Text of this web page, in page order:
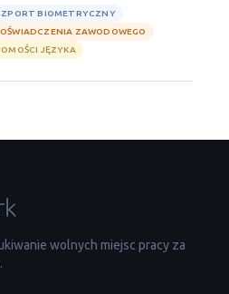
BIOMETRYCZNY
ZAWODOWEGO
JĘZYKA
wolnych miejsc pracy za